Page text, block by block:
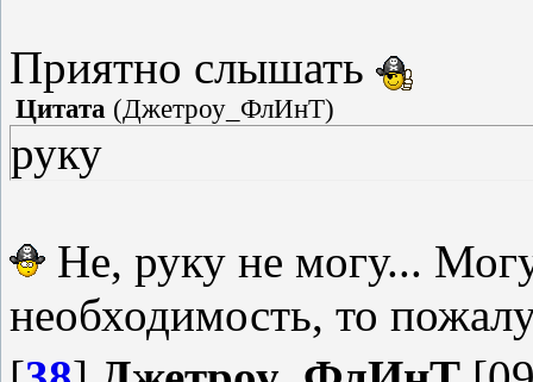
Приятно слышать
Цитата (Джетроу_ФлИнТ)
руку
Не, руку не могу...
необходимость, то